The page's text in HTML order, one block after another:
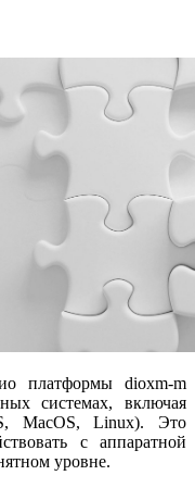
платформы dioxm-m
системах, включая
MacOS, Linux). Это
с аппаратной
уровне.